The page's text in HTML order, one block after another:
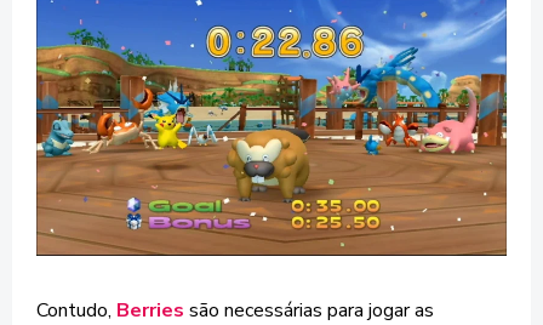
Contudo, Berries são necessárias para jogar as